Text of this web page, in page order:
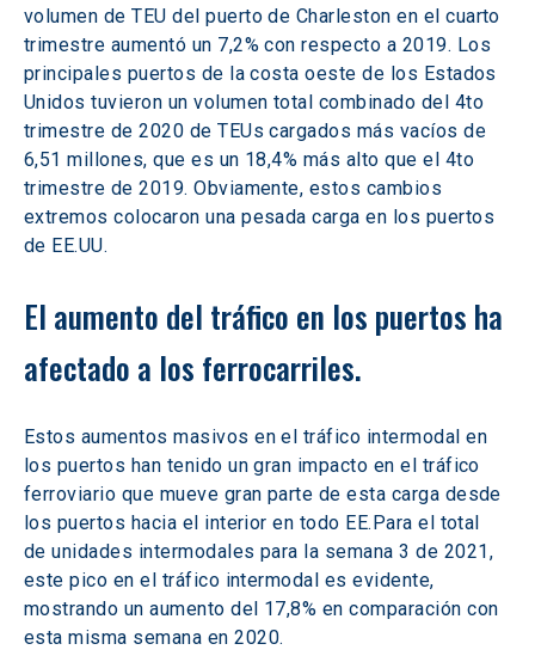
volumen de TEU del puerto de Charleston en el cuarto
trimestre aumentó un 7,2% con respecto a 2019. Los
principales puertos de la costa oeste de los Estados
Unidos tuvieron un volumen total combinado del 4to
trimestre de 2020 de TEUs cargados más vacíos de
6,51 millones, que es un 18,4% más alto que el 4to
trimestre de 2019. Obviamente, estos cambios
extremos colocaron una pesada carga en los puertos
de EE.UU.
El aumento del tráfico en los puertos ha
afectado a los ferrocarriles.
Estos aumentos masivos en el tráfico intermodal en
los puertos han tenido un gran impacto en el tráfico
ferroviario que mueve gran parte de esta carga desde
los puertos hacia el interior en todo EE.Para el total
de unidades intermodales para la semana 3 de 2021,
este pico en el tráfico intermodal es evidente,
mostrando un aumento del 17,8% en comparación con
esta misma semana en 2020.